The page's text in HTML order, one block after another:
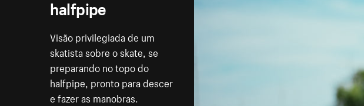
halfpipe
Visão privilegiada de um
skatista sobre o skate, se
preparando no topo do
halfpipe, pronto para descer
e fazer as manobras.